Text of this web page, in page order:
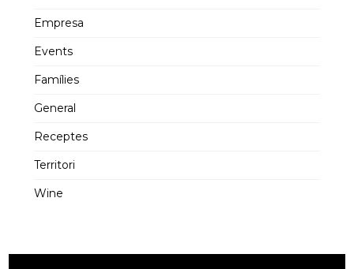
Empresa
Events
Famílies
General
Receptes
Territori
Wine